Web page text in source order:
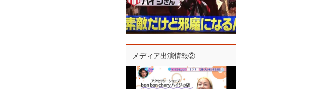
メディア出演情報②